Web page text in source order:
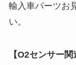
輸入車パーツお
い。
【O2センサー関